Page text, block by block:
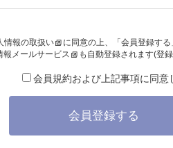
情報の取扱い
に同意の上、「会員登録す
報メールサービス も自動登録されます(登
会員規約および上記事項に同意
会員登録する